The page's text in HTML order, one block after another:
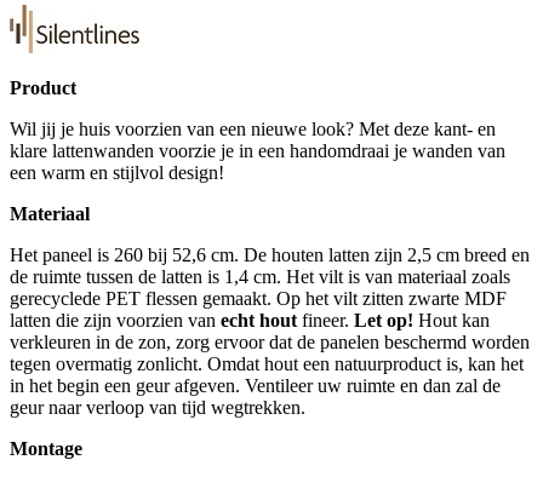
Product
Wil jij je huis voorzien van een nieuwe look? Met deze kant- en
klare lattenwanden voorzie je in een handomdraai je wanden van
een warm en stijlvol design!
Materiaal
Het paneel is 260 bij 52,6 cm. De houten latten zijn 2,5 cm breed en
de ruimte tussen de latten is 1,4 cm. Het vilt is van materiaal zoals
gerecyclede PET flessen gemaakt. Op het vilt zitten zwarte MDF
latten die zijn voorzien van echt hout fineer. Let op! Hout kan
verkleuren in de zon, zorg ervoor dat de panelen beschermd worden
tegen overmatig zonlicht. Omdat hout een natuurproduct is, kan het
in het begin een geur afgeven. Ventileer uw ruimte en dan zal de
geur naar verloop van tijd wegtrekken.
Montage